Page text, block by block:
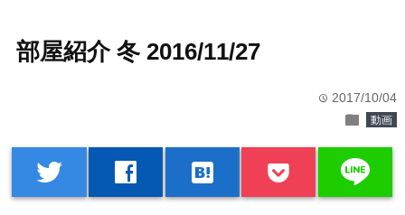
部屋紹介 冬 2016/11/27
time 2017/10/04
folder 動画
twitter facebook hatenabookmark line